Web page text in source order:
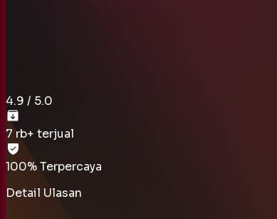
4.9 / 5.0
7 rb+ terjual
100% Terpercaya
Detail Ulasan